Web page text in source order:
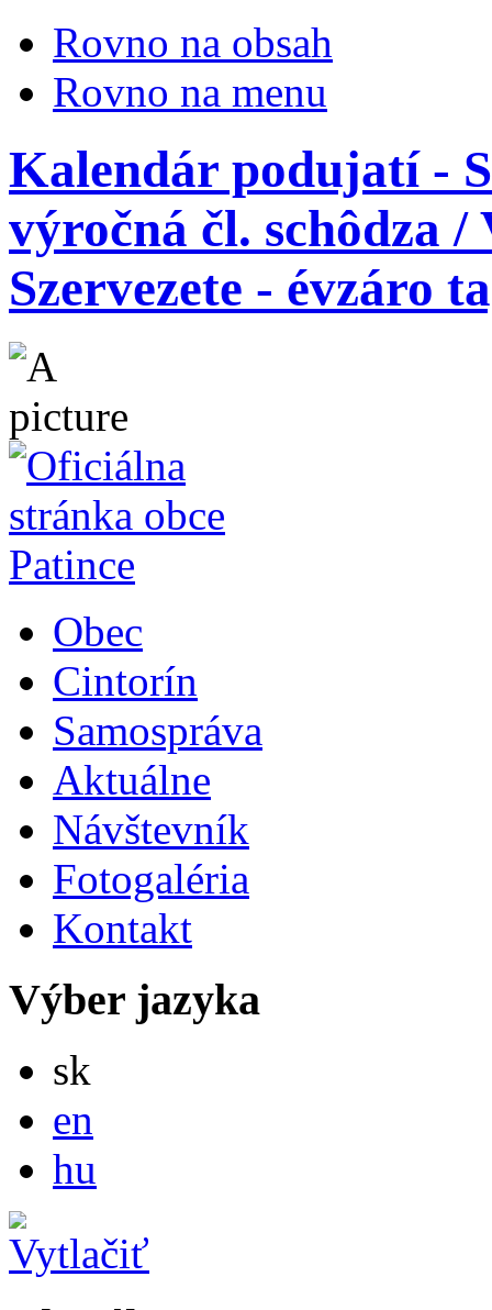
Rovno na obsah
Rovno na menu
Kalendár podujatí -
výročná čl. schôdza /
Szervezete - évzáro
Obec
Cintorín
Samospráva
Aktuálne
Návštevník
Fotogaléria
Kontakt
Výber jazyka
sk
en
hu